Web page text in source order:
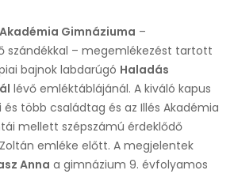
Gimnáziuma –
– megemlékezést tartott
bajnok labdarúgó Haladás
lévő emléktáblájánál. A kiváló kapus
több családtag és az Illés Akadémia
mellett szépszámú érdeklődő
emléke előtt. A megjelentek
Anna a gimnázium 9. évfolyamos